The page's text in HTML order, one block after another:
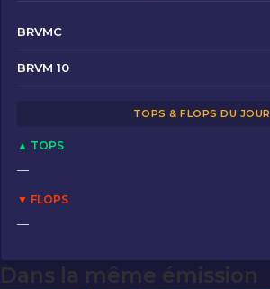
b
o
o
o
n
BRVMC
BRVM 10
TOPS & FLOPS DU JOUR
▲ TOPS
—
▼ FLOPS
—
Dans la même émission